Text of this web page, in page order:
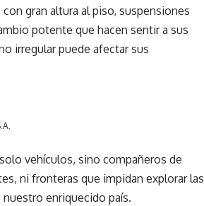
gran altura al piso, suspensiones
potente que hacen sentir a sus
irregular puede afectar sus
vehículos, sino compañeros de
ni fronteras que impidan explorar las
enriquecido país.